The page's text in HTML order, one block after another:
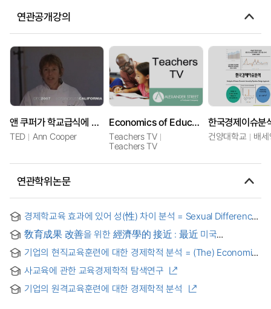
연관공개강의
앤 쿠퍼가 학교급식에 관해 이야기 합니다
TED Ann Cooper
Economics of Education
Teachers TV
Teachers TV
건양대학교 배
연관학위논문
경제학교육 효과에 있어 성(性) 차이 분석 = Sexual Difference
in the Economic Education
敎育成果 改善을 위한 經濟學的 接近 : 最近 미국
敎육改革을 中心으로
기업의 현직교육훈련에 대한 경제학적 분석 = (The) Economic
Analysis of On-the-Job-Education and Training in the
Firm
사교육에 관한 교육경제학적 탐색연구
기업의 원격교육훈련에 대한 경제학적 분석